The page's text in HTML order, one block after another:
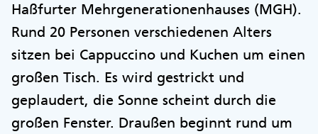
Haßfurter Mehrgenerationenhauses (MGH).
Rund 20 Personen verschiedenen Alters
sitzen bei Cappuccino und Kuchen um einen
großen Tisch. Es wird gestrickt und
geplaudert, die Sonne scheint durch die
großen Fenster. Draußen beginnt rund um